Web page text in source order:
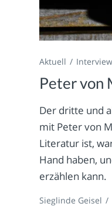
Aktuell Interview
Peter von
Der dritte und
mit Peter von
Literatur ist,
Hand haben,
erzählen kann.
Sieglinde Geisel /